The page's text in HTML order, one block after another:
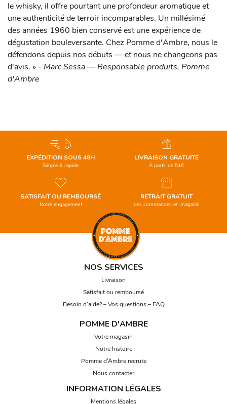
le whisky, il offre pourtant une profondeur aromatique et
une authenticité de terroir incomparables. Un millésimé
des années 1960 bien conservé est une expérience de
dégustation bouleversante. Chez Pomme d'Ambre, nous le
défendons depuis nos débuts — et nous ne changeons pas
d'avis. » - Marc Sessa — Responsable produits, Pomme
d'Ambre
EXPÉDITION SOUS 48H
Simple & rapide
SATISFAIT OU REMBOURSÉ
Notre engagement
LIVRAISON GRATUITE
À partir de 51€
RETRAIT GRATUIT
des commandes en magasin
NOS SERVICES
Livraison
Satisfait ou remboursé
Besoin d’aide? – Vos questions – FAQ
POMME D'AMBRE
Votre magasin
Notre histoire
Pomme d’Ambre recrute
Nous contacter
INFORMATION LÉGALES
Mentions légales